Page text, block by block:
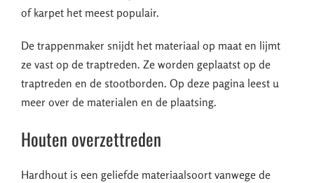
of karpet het meest populair.
De trappenmaker snijdt het materiaal op maat en lijmt
ze vast op de traptreden. Ze worden geplaatst op de
traptreden en de stootborden. Op deze pagina leest u
meer over de materialen en de plaatsing.
Houten overzettreden
Hardhout is een geliefde materiaalsoort vanwege de